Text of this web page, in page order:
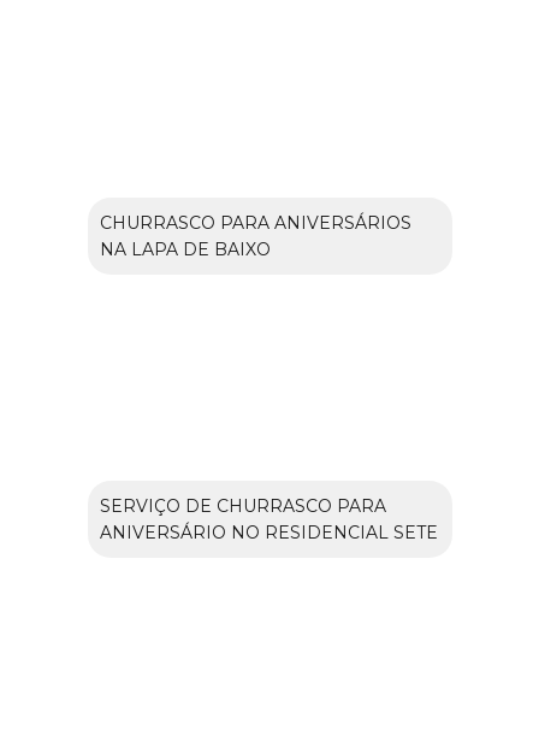
CHURRASCO PARA ANIVERSÁRIOS
NA LAPA DE BAIXO
SERVIÇO DE CHURRASCO PARA
ANIVERSÁRIO NO RESIDENCIAL SETE